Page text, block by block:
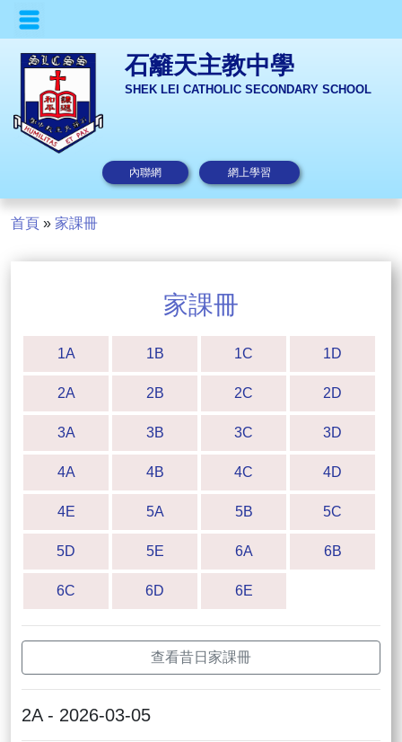
石籬天主教中學
SHEK LEI CATHOLIC SECONDARY SCHOOL
內聯網 網上學習
首頁 » 家課冊
家課冊
1A 1B 1C 1D
2A 2B 2C 2D
3A 3B 3C 3D
4A 4B 4C 4D
4E 5A 5B 5C
5D 5E 6A 6B
6C 6D 6E
查看昔日家課冊
2A - 2026-03-05